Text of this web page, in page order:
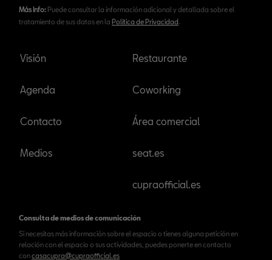
Más Info: Puede consultar la información adicional y detallada sobre el
tratamiento de sus datos en la Política de Privacidad.
Visión
Agenda
Contacto
Medios
Restaurante
Coworking
Área comercial
seat.es
cupraofficial.es
Consulta de medios de comunicación
Si necesitas más información sobre el espacio o tienes alguna petición en
relación con el espacio o sus actividades, puedes ponerte en contacto
concasacupra@cupraofficial.es